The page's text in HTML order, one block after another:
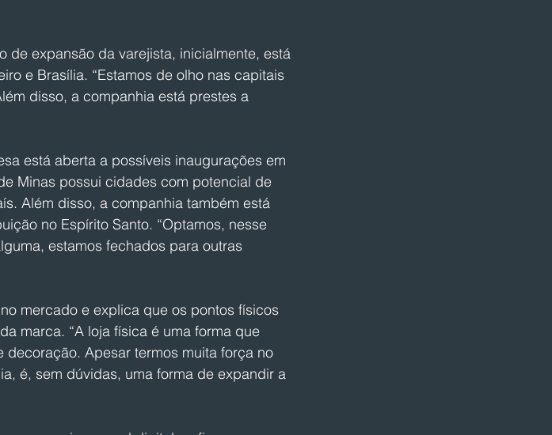
de expansão da varejista, inicialmente, está
e Brasília. “Estamos de olho nas capitais
disso, a companhia está prestes a
está aberta a possíveis inaugurações em
Minas possui cidades com potencial de
Além disso, a companhia também está
no Espírito Santo. “Optamos, nesse
estamos fechados para outras
mercado e explica que os pontos físicos
marca. “A loja física é uma forma que
Apesar termos muita força no
é, sem dúvidas, uma forma de expandir a